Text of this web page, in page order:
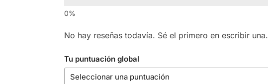
No hay reseñas todavía. Sé el primero en escribir una.
Tu puntuación global